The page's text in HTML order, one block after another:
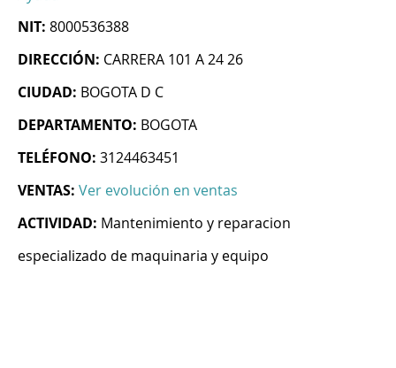
NIT: 8000536388
DIRECCIÓN: CARRERA 101 A 24 26
CIUDAD: BOGOTA D C
DEPARTAMENTO: BOGOTA
TELÉFONO: 3124463451
VENTAS: Ver evolución en ventas
ACTIVIDAD: Mantenimiento y reparacion
especializado de maquinaria y equipo